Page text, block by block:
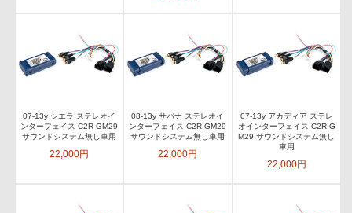
07-13y シエラ ステレオイ
ンターフェイス C2R-GM29
サウンドシステム無し車用
22,000円
08-13y サバナ ステレオイ
ンターフェイス C2R-GM29
サウンドシステム無し車用
22,000円
07-13y アカディア ステレ
オインターフェイス C2R-G
M29 サウンドシステム無し
車用
22,000円